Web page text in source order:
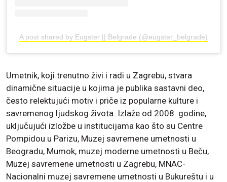
A post shared by Eugster || Belgrade (@eugster_belgrade)
Umetnik, koji trenutno živi i radi u Zagrebu, stvara
dinamične situacije u kojima je publika sastavni deo,
često relektujući motiv i priče iz popularne kulture i
savremenog ljudskog života. Izlaže od 2008. godine,
uključujući izložbe u institucijama kao što su Centre
Pompidou u Parizu, Muzej savremene umetnosti u
Beogradu, Mumok, muzej moderne umetnosti u Beču,
Muzej savremene umetnosti u Zagrebu, MNAC-
Nacionalni muzej savremene umetnosti u Bukureštu i u